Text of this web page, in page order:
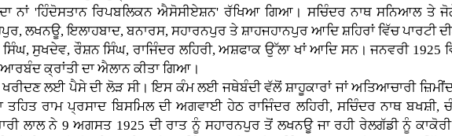
ਦਾ ਨਾਂ 'ਹਿੰਦੋਸਤਾਨ ਰਿਪਬਲਿਕਨ ਐਸੋਸੀਏਸ਼ਨ' ਰੱਖਿਆ ਗਿਆ। ਸਚਿੰਦਰ ਨਾਥ ਸਨਿਆਲ ਤੇ
ਲਖਨਊ, ਇਲਾਹਬਾਦ, ਬਨਾਰਸ, ਸਹਾਰਨਪੁਰ ਤੇ ਸ਼ਾਹਜਹਾਨਪੁਰ ਆਦਿ ਸ਼ਹਿਰਾਂ ਵਿੱਚ
ਸੁਖਦੇਵ, ਰੌਸ਼ਨ ਸਿੰਘ, ਰਾਜਿੰਦਰ ਲਹਿਰੀ, ਅਸ਼ਫਾਕ ਉੱਲਾ ਖਾਂ ਆਦਿ ਸਨ। ਜਨਵਰੀ 1925
ਕ੍ਰਾਂਤੀ ਦਾ ਐਲਾਨ ਕੀਤਾ ਗਿਆ।
ਲਈ ਪੈਸੇ ਦੀ ਲੋੜ ਸੀ। ਇਸ ਕੰਮ ਲਈ ਜਥੇਬੰਦੀ ਵੱਲੋਂ ਸ਼ਾਹੂਕਾਰਾਂ ਜਾਂ ਅਤਿਆਚਾਰੀ
ਰਾਮ ਪ੍ਰਸਾਦ ਬਿਸਮਿਲ ਦੀ ਅਗਵਾਈ ਹੇਠ ਰਾਜਿੰਦਰ ਲਹਿਰੀ, ਸਚਿੰਦਰ ਨਾਥ
ਲਾਲ ਨੇ 9 ਅਗਸਤ 1925 ਦੀ ਰਾਤ ਨੂੰ ਸਹਾਰਨਪੁਰ ਤੋਂ ਲਖਨਊ ਜਾ ਰਹੀ ਰੇਲਗੱਡੀ ਨੂੰ